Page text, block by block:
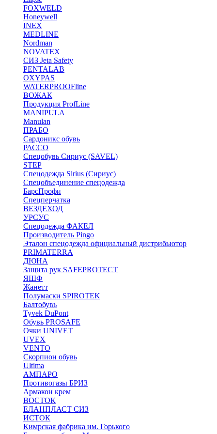
FOXWELD
Honeywell
INEX
MEDLINE
Nordman
NOVATEX
СИЗ Jeta Safety
PENTALAB
OXYPAS
WATERPROOFline
ВОЖАК
Продукция ProfLine
MANIPULA
Manulan
ПРАБО
Сардоникс обувь
РАССО
Спецобувь Сириус (SAVEL)
STEP
Спецодежда Sirius (Сириус)
Спецобъединение спецодежда
БарсПрофи
Спецперчатка
ВЕЗДЕХОД
УРСУС
Спецодежда ФАКЕЛ
Производитель Pingo
Эталон спецодежда официальный дистрибьютор
PRIMATERRA
ДЮНА
Защита рук SAFEPROTECT
ЯШФ
Жанетт
Полумаски SPIROTEK
Балтобувь
Tyvek DuPont
Обувь PROSAFE
Очки UNIVET
UVEX
VENTO
Скорпион обувь
Ultima
АМПАРО
Противогазы БРИЗ
Армакон крем
ВОСТОК
ЕЛАНПЛАСТ СИЗ
ИСТОК
Кимрская фабрика им. Горького